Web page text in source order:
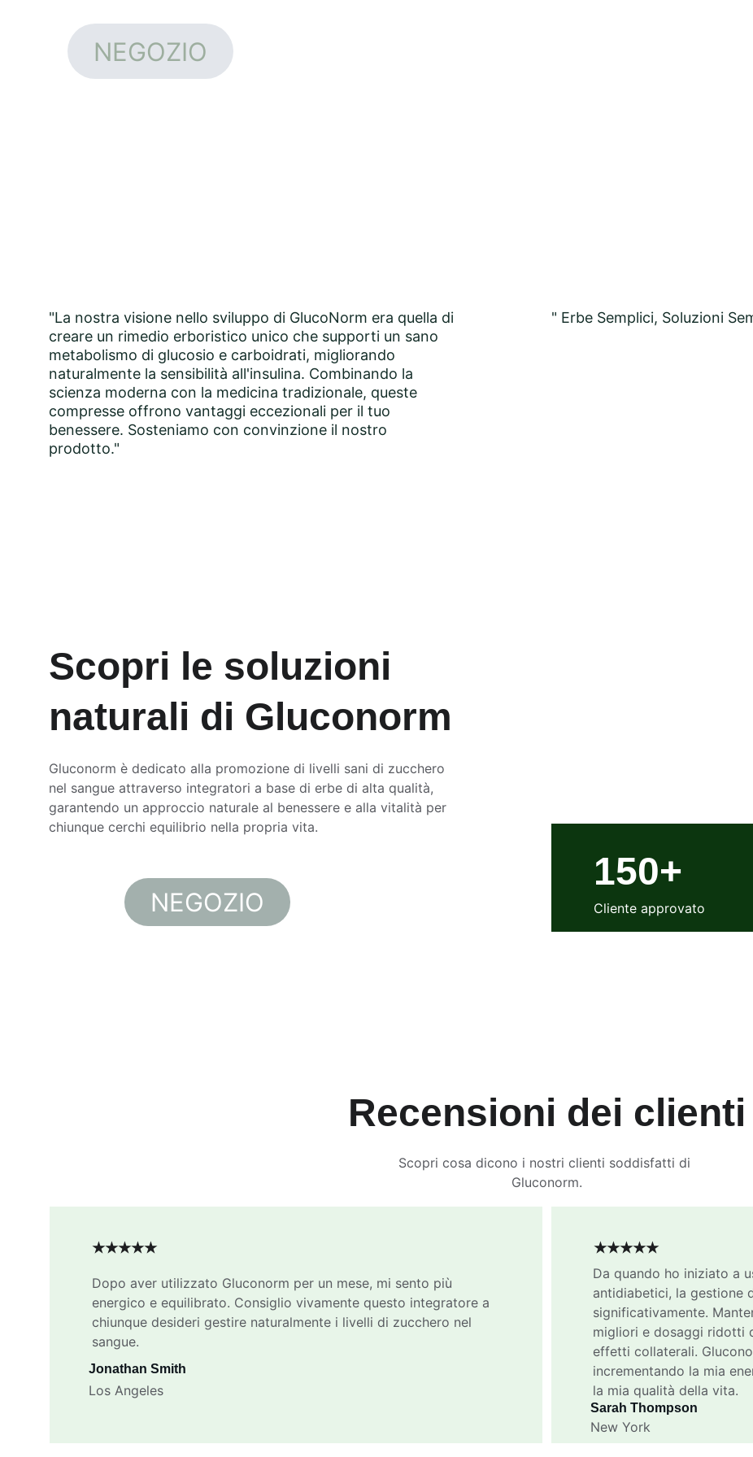
NEGOZIO
"La nostra visione nello sviluppo di GlucoNorm era quella di
creare un rimedio erboristico unico che supporti un sano
metabolismo di glucosio e carboidrati, migliorando
naturalmente la sensibilità all'insulina. Combinando la
scienza moderna con la medicina tradizionale, queste
compresse offrono vantaggi eccezionali per il tuo
benessere. Sosteniamo con convinzione il nostro
prodotto."
" Erbe Semplici, Soluzioni
Scopri le soluzioni
naturali di Gluconorm
Gluconorm è dedicato alla promozione di livelli sani di zucchero
nel sangue attraverso integratori a base di erbe di alta qualità,
garantendo un approccio naturale al benessere e alla vitalità per
chiunque cerchi equilibrio nella propria vita.
150+
Cliente approvato
NEGOZIO
Recensioni dei clienti
Scopri cosa dicono i nostri clienti soddisfatti di
Gluconorm.
Da quando ho iniziato a
antidiabetici, la gestione
significativamente.
migliori e dosaggi ridotti
effetti collaterali.
incrementando la mia
la mia qualità della vita.
Sarah Thompson
New York
Dopo aver utilizzato Gluconorm per un mese, mi sento più
energico e equilibrato. Consiglio vivamente questo integratore a
chiunque desideri gestire naturalmente i livelli di zucchero nel
sangue.
Jonathan Smith
Los Angeles
★★★★★
★★★★★